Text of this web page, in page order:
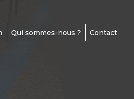
Qui sommes-nous ? Contact